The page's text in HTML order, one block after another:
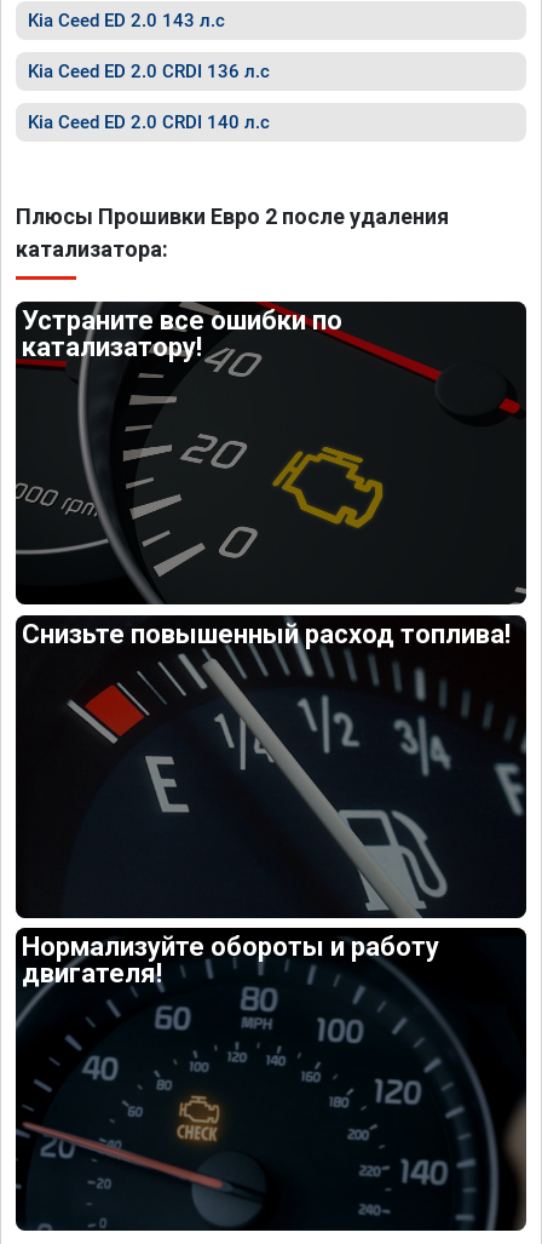
Kia Ceed ED 2.0 143 л.с
Kia Ceed ED 2.0 CRDI 136 л.с
Kia Ceed ED 2.0 CRDI 140 л.с
Плюсы Прошивки Евро 2 после удаления
катализатора:
Устраните все ошибки по
катализатору!
Снизьте повышенный расход топлива!
Нормализуйте обороты и работу
двигателя!